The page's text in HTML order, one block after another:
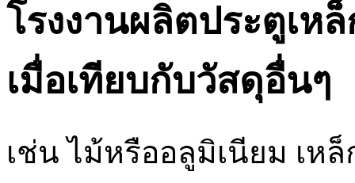
โรงงานผลิตประตูเห
เมื่อเทียบกับวัสดุอื่นๆ
เช่น ไม้หรืออลูมิเนียม เห